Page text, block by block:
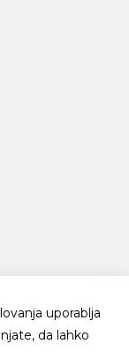
uporablja
da lahko